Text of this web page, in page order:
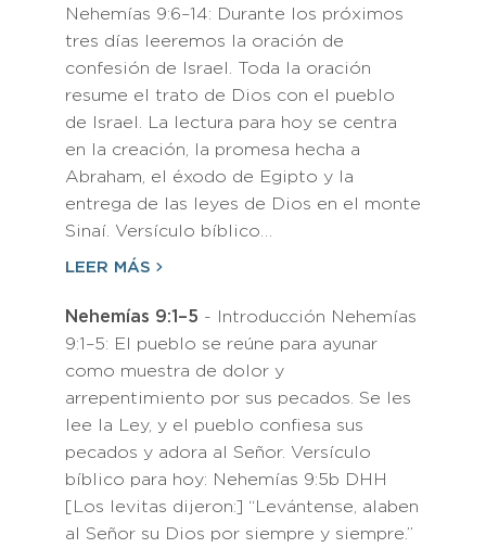
Nehemías 9:6–14: Durante los próximos
tres días leeremos la oración de
confesión de Israel. Toda la oración
resume el trato de Dios con el pueblo
de Israel. La lectura para hoy se centra
en la creación, la promesa hecha a
Abraham, el éxodo de Egipto y la
entrega de las leyes de Dios en el monte
Sinaí. Versículo bíblico…
LEER MÁS
Nehemías 9:1–5 - Introducción Nehemías
9:1–5: El pueblo se reúne para ayunar
como muestra de dolor y
arrepentimiento por sus pecados. Se les
lee la Ley, y el pueblo confiesa sus
pecados y adora al Señor. Versículo
bíblico para hoy: Nehemías 9:5b DHH
[Los levitas dijeron:] “Levántense, alaben
al Señor su Dios por siempre y siempre.”